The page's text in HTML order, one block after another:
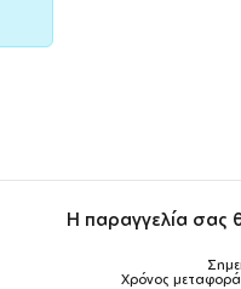
Η παραγγελία σας
Χρόνος